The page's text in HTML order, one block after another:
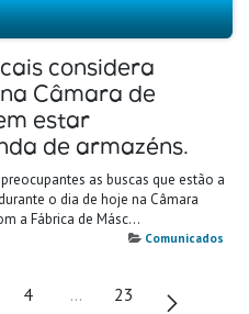
considera
Câmara de
estar
de armazéns.
as buscas que estão a
o dia de hoje na Câmara
a Fábrica de Másc...
Comunicados
4 … 23